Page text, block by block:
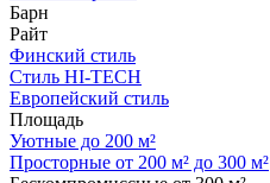
Барн
Райт
Финский стиль
Стиль HI-TECH
Европейский стиль
Площадь
Уютные до 200 м²
Просторные от 200 м² до 300 м²